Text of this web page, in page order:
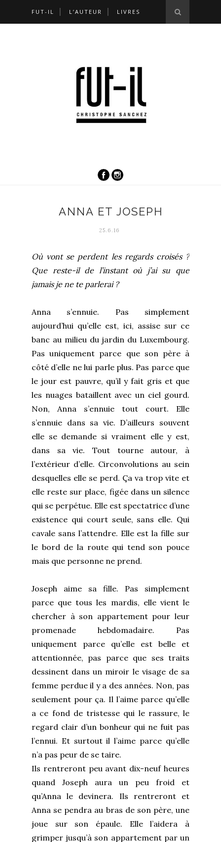
FUT-IL L’AUTEUR LIVRES
ANNA ET JOSEPH
25.6.16
Où vont se perdent les regards croisés ?
Que reste-il de l’instant où j’ai su que
jamais je ne te parlerai ?
Anna s’ennuie. Pas simplement
aujourd’hui qu’elle est, ici, assise sur ce
banc au milieu du jardin du Luxembourg.
Pas uniquement parce que son père à
côté d’elle ne lui parle plus. Pas parce que
le jour est pauvre, qu’il y fait gris et que
les nuages bataillent avec un ciel gourd.
Non, Anna s’ennuie tout court. Elle
s’ennuie dans sa vie. D’ailleurs souvent
elle se demande si vraiment elle y est,
dans sa vie. Tout tourne autour, à
l’extérieur d’elle. Circonvolutions au sein
desquelles elle se perd. Ça va trop vite et
elle reste sur place, figée dans un silence
qui se perpétue. Elle est spectatrice d’une
existence qui court seule, sans elle. Qui
cavale sans l’attendre. Elle est la fille sur
le bord de la route qui tend son pouce
mais que personne ne prend.
Joseph aime sa fille. Pas simplement
parce que tous les mardis, elle vient le
chercher à son appartement pour leur
promenade hebdomadaire. Pas
uniquement parce qu’elle est belle et
attentionnée, pas parce que ses traits
dessinent dans un miroir le visage de sa
femme perdue il y a des années. Non, pas
seulement pour ça. Il l’aime parce qu’elle
a ce fond de tristesse qui le rassure, le
regard clair d’un bonheur qui ne fuit pas
l’ennui. Et surtout il l’aime parce qu’elle
n’a pas peur de se taire.
Ils rentreront peu avant dix-neuf heures
quand Joseph aura un peu froid et
qu’Anna le devinera. Ils rentreront et
Anna se pendra au bras de son père, une
joue sur son épaule. Elle l’aidera à
grimper jusqu’à son appartement par un